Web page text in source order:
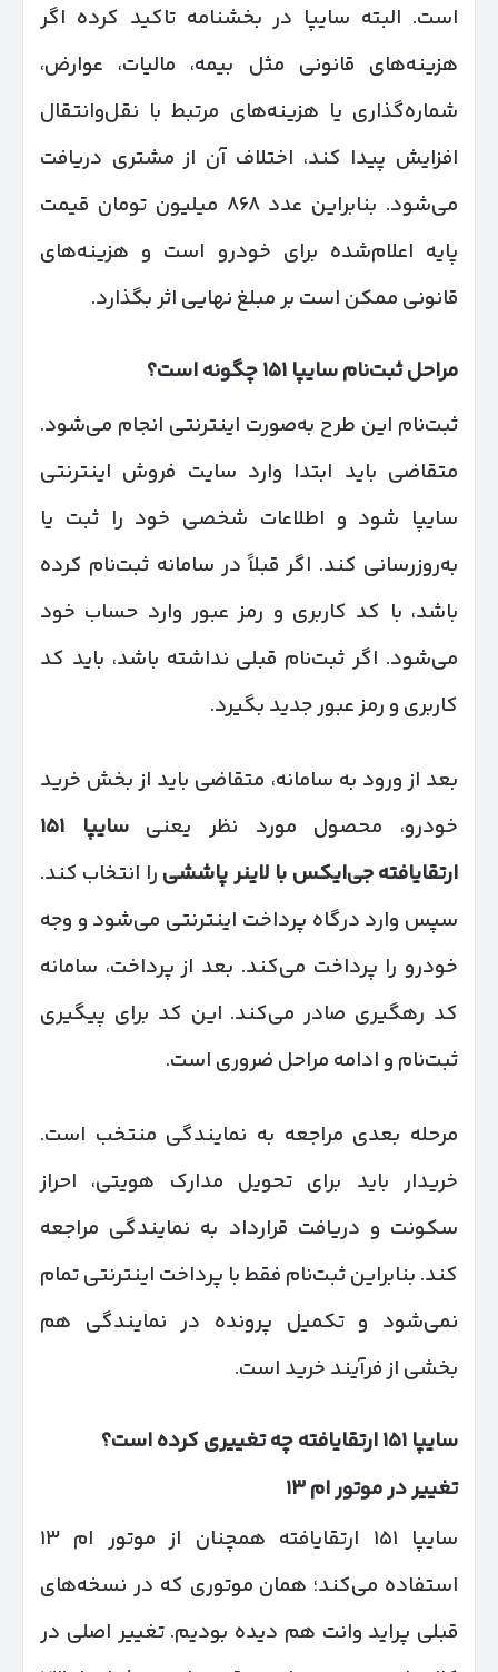
است. البته سایپا در بخشنامه تاکید کرده اگر
هزینه‌های قانونی مثل بیمه، مالیات، عوارض،
شماره‌گذاری یا هزینه‌های مرتبط با نقل‌وانتقال
افزایش پیدا کند، اختلاف آن از مشتری دریافت
می‌شود. بنابراین عدد ۸۶۸ میلیون تومان قیمت
پایه اعلام‌شده برای خودرو است و هزینه‌های
قانونی ممکن است بر مبلغ نهایی اثر بگذارد.
مراحل ثبت‌نام سایپا ۱۵۱چگونه است؟
ثبت‌نام این طرح به‌صورت اینترنتی انجام می‌شود.
متقاضی باید ابتدا وارد سایت فروش اینترنتی
سایپا شود و اطلاعات شخصی خود را ثبت یا
به‌روزرسانی کند. اگر قبلاً در سامانه ثبت‌نام کرده
باشد، با کد کاربری و رمز عبور وارد حساب خود
می‌شود. اگر ثبت‌نام قبلی نداشته باشد، باید کد
کاربری و رمز عبور جدید بگیرد.
بعد از ورود به سامانه، متقاضی باید از بخش خرید
خودرو، محصول مورد نظر یعنیسایپا ۱۵۱
ارتقایافته جی‌ایکس با لاینر پاششی را انتخاب کند.
سپس وارد درگاه پرداخت اینترنتی می‌شود و وجه
خودرو را پرداخت می‌کند. بعد از پرداخت، سامانه
کد رهگیری صادر می‌کند. این کد برای پیگیری
ثبت‌نام و ادامه مراحل ضروری است.
مرحله بعدی مراجعه به نمایندگی منتخب است.
خریدار باید برای تحویل مدارک هویتی، احراز
سکونت و دریافت قرارداد به نمایندگی مراجعه
کند. بنابراین ثبت‌نام فقط با پرداخت اینترنتی تمام
نمی‌شود و تکمیل پرونده در نمایندگی هم
بخشی از فرآیند خرید است.
سایپا ۱۵۱ارتقایافته چه تغییری کرده است؟
تغییر در موتور ام۱۳
سایپا ۱۵۱ ارتقایافته همچنان از موتور ام ۱۳
استفاده می‌کند؛ همان موتوری که در نسخه‌های
قبلی پراید وانت هم دیده بودیم. تغییر اصلی در